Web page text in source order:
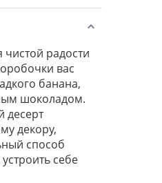
радости
вас
банана,
шоколадом.
десерт
декору,
способ
себе